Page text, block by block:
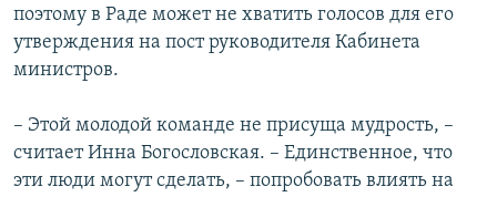
поэтому в Раде может не хватить голосов для его
утверждения на пост руководителя Кабинета
министров.
– Этой молодой команде не присуща мудрость, –
считает Инна Богословская. – Единственное, что
эти люди могут сделать, – попробовать влиять на